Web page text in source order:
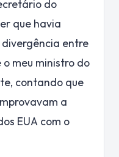
do
que havia
entre
meu ministro do
contando que
a
EUA com o